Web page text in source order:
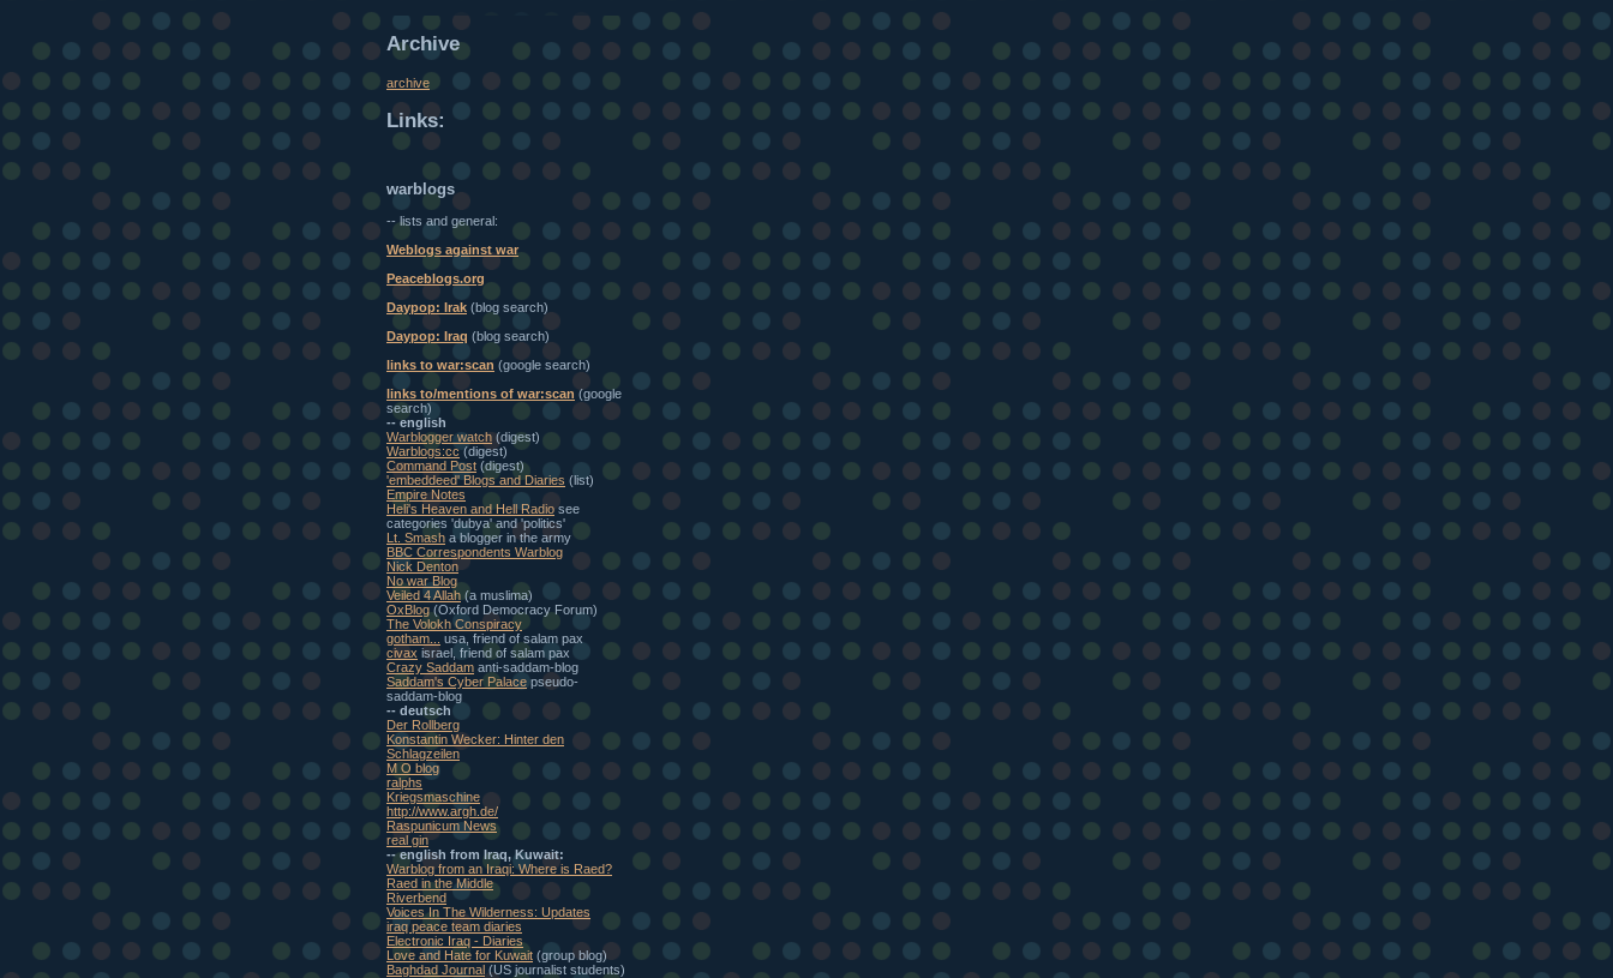
Archive
archive
Links:
warblogs
-- lists and general:
Weblogs against war
Peaceblogs.org
Daypop: Irak (blog search)
Daypop: Iraq (blog search)
links to war:scan (google search)
links to/mentions of war:scan (google
search)
-- english
Warblogger watch(digest)
Warblogs:cc (digest)
Command Post (digest)
'embeddeed' Blogs and Diaries (list)
Empire Notes
Heli's Heaven and Hell Radiosee
categories 'dubya' and 'politics'
Lt. Smash a blogger in the army
BBC Correspondents Warblog
Nick Denton
No war Blog
Veiled 4 Allah (a muslima)
OxBlog (Oxford Democracy Forum)
The Volokh Conspiracy
gotham...
usa, friend of salam pax
civax israel, friend of salam pax
Crazy Saddam anti-saddam-blog
Saddam's Cyber Palace pseudo-
saddam-blog
-- deutsch
Der Rollberg
Konstantin Wecker: Hinter den
Schlagzeilen
M O blog
ralphs
Kriegsmaschine
http://www.argh.de/
Raspunicum News
real gin
-- english from Iraq, Kuwait:
Warblog from an Iraqi: Where is Raed?
Raed in the Middle
Riverbend
Voices In The Wilderness: Updates
iraq peace team diaries
Electronic Iraq - Diaries
Love and Hate for Kuwait (group blog)
Baghdad Journal (US journalist students)